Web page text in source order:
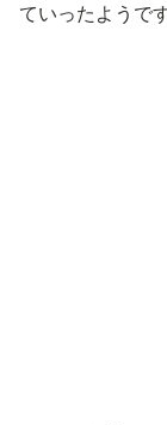
ていったようです